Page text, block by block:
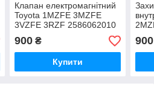
Клапан електромагнітний
Toyota 1MZFE 3MZFE
3VZFE 3RZF 2586062010
900₴
Купити
900